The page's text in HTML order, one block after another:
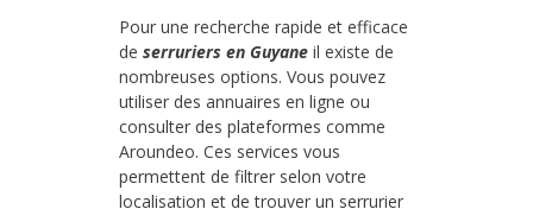
Pour une recherche rapide et efficace
de serruriers en Guyane il existe de
nombreuses options. Vous pouvez
utiliser des annuaires en ligne ou
consulter des plateformes comme
Aroundeo. Ces services vous
permettent de filtrer selon votre
localisation et de trouver un serrurier